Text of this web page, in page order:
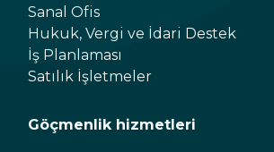
Sanal Ofis
Hukuk, Vergi ve İdari Destek
İş Planlaması
Satılık İşletmeler
Göçmenlik hizmetleri